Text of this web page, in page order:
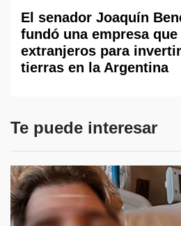
El senador Joaquín
fundó una empresa que
extranjeros para
tierras en la Argentina
Te puede interesar